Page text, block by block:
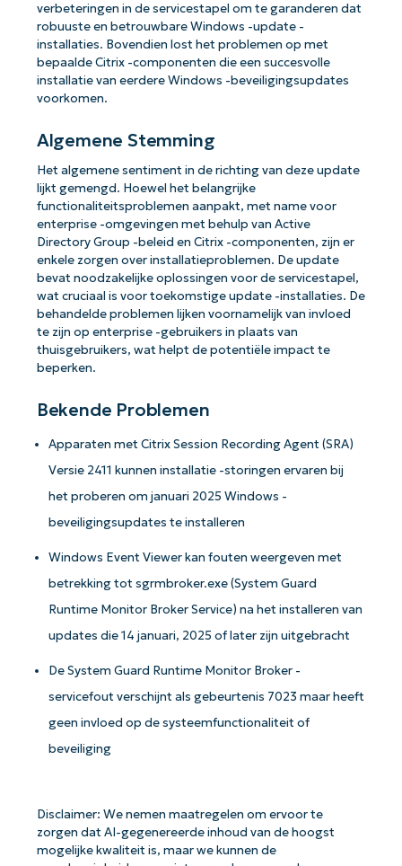
verbeteringen in de servicestapel om te garanderen dat
robuuste en betrouwbare Windows -update -
installaties. Bovendien lost het problemen op met
bepaalde Citrix -componenten die een succesvolle
installatie van eerdere Windows -beveiligingsupdates
voorkomen.
Algemene Stemming
Het algemene sentiment in de richting van deze update
lijkt gemengd. Hoewel het belangrijke
functionaliteitsproblemen aanpakt, met name voor
enterprise -omgevingen met behulp van Active
Directory Group -beleid en Citrix -componenten, zijn er
enkele zorgen over installatieproblemen. De update
bevat noodzakelijke oplossingen voor de servicestapel,
wat cruciaal is voor toekomstige update -installaties. De
behandelde problemen lijken voornamelijk van invloed
te zijn op enterprise -gebruikers in plaats van
thuisgebruikers, wat helpt de potentiële impact te
beperken.
Bekende Problemen
Apparaten met Citrix Session Recording Agent (SRA)
Versie 2411 kunnen installatie -storingen ervaren bij
het proberen om januari 2025 Windows -
beveiligingsupdates te installeren
Windows Event Viewer kan fouten weergeven met
betrekking tot sgrmbroker.exe (System Guard
Runtime Monitor Broker Service) na het installeren van
updates die 14 januari, 2025 of later zijn uitgebracht
De System Guard Runtime Monitor Broker -
servicefout verschijnt als gebeurtenis 7023 maar heeft
geen invloed op de systeemfunctionaliteit of
beveiliging
Disclaimer: We nemen maatregelen om ervoor te
zorgen dat AI-gegenereerde inhoud van de hoogst
mogelijke kwaliteit is, maar we kunnen de